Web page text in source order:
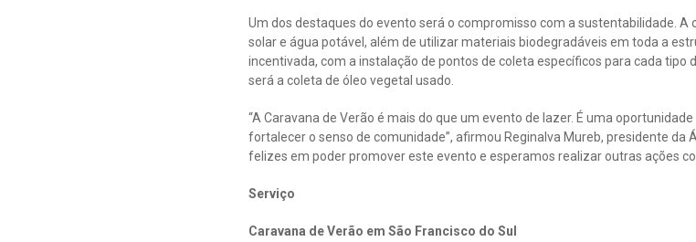
Um dos destaques do evento será o compromisso com a sustentabilidade.
solar e água potável, além de utilizar materiais biodegradáveis em toda a
incentivada, com a instalação de pontos de coleta específicos para cada tipo
será a coleta de óleo vegetal usado.
“A Caravana de Verão é mais do que um evento de lazer. É uma
fortalecer o senso de comunidade”, afirmou Reginalva Mureb, presidente da
felizes em poder promover este evento e esperamos realizar outras ações
Serviço
Caravana de Verão em São Francisco do Sul